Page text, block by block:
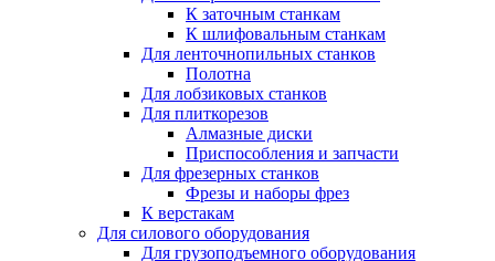
К заточным станкам
К шлифовальным станкам
Для ленточнопильных станков
Полотна
Для лобзиковых станков
Для плиткорезов
Алмазные диски
Приспособления и запчасти
Для фрезерных станков
Фрезы и наборы фрез
К верстакам
Для силового оборудования
Для грузоподъемного оборудования